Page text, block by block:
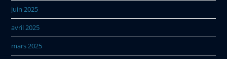
juin 2025
avril 2025
mars 2025